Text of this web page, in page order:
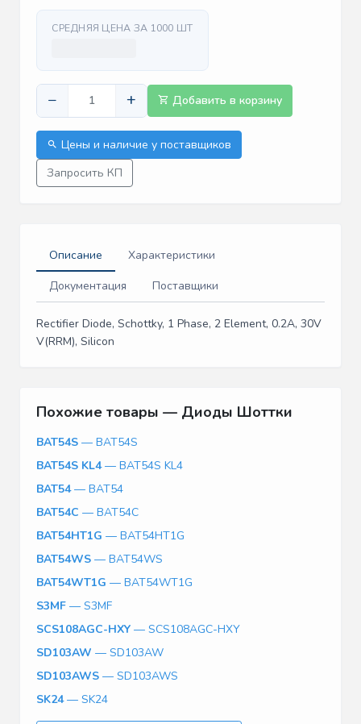
СРЕДНЯЯ ЦЕНА ЗА 1000 ШТ
− + Добавить в корзину
Цены и наличие у поставщиков
Запросить КП
Описание
Характеристики
Документация
Поставщики
Rectifier Diode, Schottky, 1 Phase, 2 Element, 0.2A, 30V
V(RRM), Silicon
Похожие товары — Диоды Шоттки
BAT54S — BAT54S
BAT54S KL4— BAT54S KL4
BAT54— BAT54
BAT54C — BAT54C
BAT54HT1G — BAT54HT1G
BAT54WS — BAT54WS
BAT54WT1G — BAT54WT1G
S3MF — S3MF
SCS108AGC-HXY — SCS108AGC-HXY
SD103AW — SD103AW
SD103AWS — SD103AWS
SK24— SK24